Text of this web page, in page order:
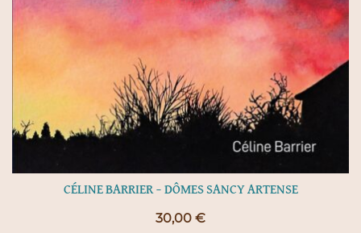
CÉLINE BARRIER – DÔMES SANCY ARTENSE
30,00 €